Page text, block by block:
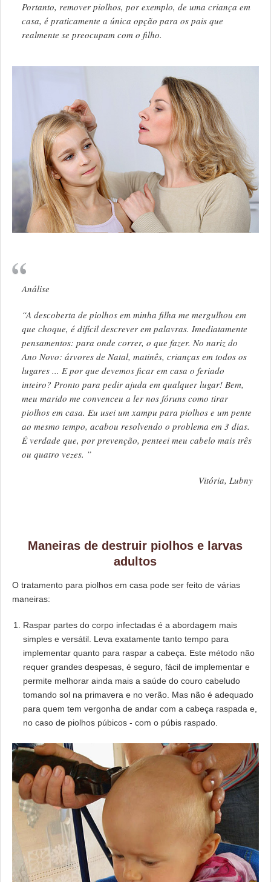
Portanto, remover piolhos, por exemplo, de uma criança em
casa, é praticamente a única opção para os pais que
realmente se preocupam com o filho.
Análise
“A descoberta de piolhos em minha filha me mergulhou em
que choque, é difícil descrever em palavras. Imediatamente
pensamentos: para onde correr, o que fazer. No nariz do
Ano Novo: árvores de Natal, matinês, crianças em todos os
lugares ... E por que devemos ficar em casa o feriado
inteiro? Pronto para pedir ajuda em qualquer lugar! Bem,
meu marido me convenceu a ler nos fóruns como tirar
piolhos em casa. Eu usei um xampu para piolhos e um pente
ao mesmo tempo, acabou resolvendo o problema em 3 dias.
É verdade que, por prevenção, penteei meu cabelo mais três
ou quatro vezes. ”
Vitória, Lubny
Maneiras de destruir piolhos e larvas
adultos
O tratamento para piolhos em casa pode ser feito de várias
maneiras:
Raspar partes do corpo infectadas é a abordagem mais
simples e versátil. Leva exatamente tanto tempo para
implementar quanto para raspar a cabeça. Este método não
requer grandes despesas, é seguro, fácil de implementar e
permite melhorar ainda mais a saúde do couro cabeludo
tomando sol na primavera e no verão. Mas não é adequado
para quem tem vergonha de andar com a cabeça raspada e,
no caso de piolhos púbicos - com o púbis raspado.